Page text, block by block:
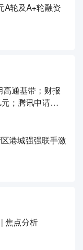
A轮及A+轮融资
通基带；财报
；腾讯申请新
港城强强联手激
焦点分析